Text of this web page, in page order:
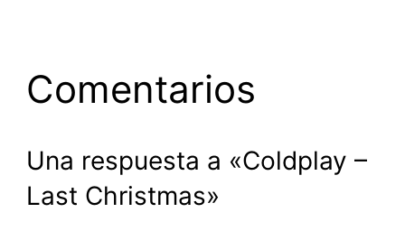
Comentarios
Una respuesta a «Coldplay –
Last Christmas»